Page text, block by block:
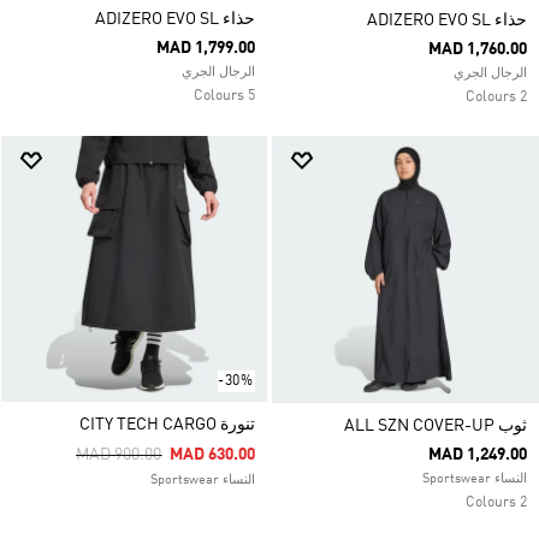
حذاء ADIZERO EVO SL
MAD 1,760.00
الرجال الجري
2 Colours
حذاء ADIZERO EVO SL
MAD 1,799.00
الرجال الجري
5 Colours
ثوب ALL SZN COVER-UP
MAD 1,249.00
النساء Sportswear
2 Colours
-30%
تنورة CITY TECH CARGO
Price Reduced From
MAD 900.00ToMAD 630.00
النساء Sportswear